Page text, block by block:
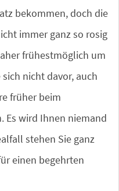
bekommen, doch die
immer ganz so rosig
frühestmöglich um
nicht davor, auch
früher beim
Es wird Ihnen niemand
stehen Sie ganz
einen begehrten